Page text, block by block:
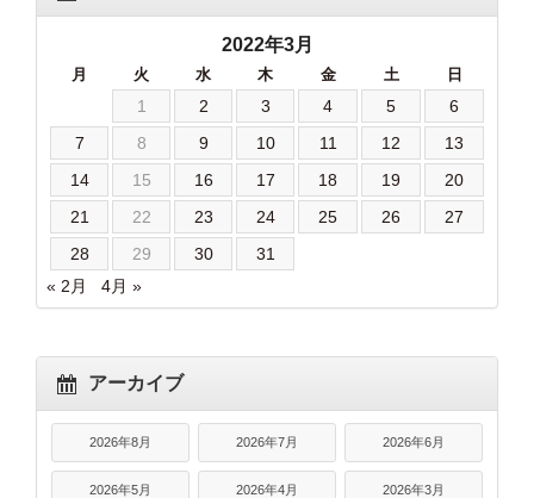
2022年3月
月 火 水 木 金 土 日
1 2 3 4 5
6
7
8 9 10 11 12
13
14
15 16 17 18 19
20
21
22 23 24 25 26
27
28
29 30
31
« 2月
4月 »
アーカイブ
2026年8月 2026年7月 2026年6月
2026年5月 2026年4月 2026年3月